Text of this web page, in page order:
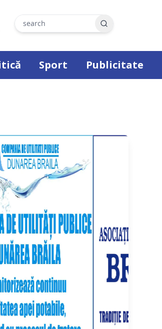
Search
Sport Publicitate